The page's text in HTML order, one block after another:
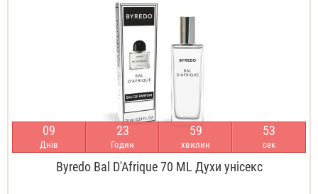
09
Днів
23
Годин
59
хвилин
51
сек
Byredo Bal D'Afrique 70 ML Духи унісекс